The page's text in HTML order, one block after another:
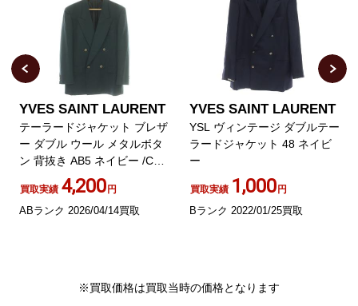
YVES SAINT LAURENT
テーラードジャケット ブレザ
ー ダブル ウール メタルボタ
ン 背抜き AB5 ネイビー /CX
買取実績 4,200円
ABランク 2026/04/14買取
YVES SAINT LAURENT
YSL ヴィンテージ ダブルテー
ラードジャケット 48 ネイビ
ー
買取実績 1,000円
Bランク 2022/01/25買取
※買取価格は買取当時の価格となります